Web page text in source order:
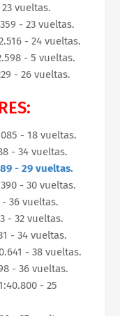
vueltas.
- 23 vueltas.
- 24 vueltas.
- 5 vueltas.
- 26 vueltas.
- 18 vueltas.
- 34 vueltas.
- 29 vueltas.
- 30 vueltas.
36 vueltas.
- 32 vueltas.
- 34 vueltas.
- 38 vueltas.
- 36 vueltas.
- 25